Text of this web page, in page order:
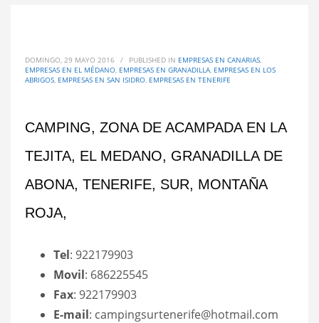
DOMINGO, 29 MAYO 2016 / PUBLISHED IN EMPRESAS EN CANARIAS,
EMPRESAS EN EL MÉDANO, EMPRESAS EN GRANADILLA, EMPRESAS EN LOS
ABRIGOS, EMPRESAS EN SAN ISIDRO, EMPRESAS EN TENERIFE
CAMPING, ZONA DE ACAMPADA EN LA
TEJITA, EL MEDANO, GRANADILLA DE
ABONA, TENERIFE, SUR, MONTAÑA
ROJA,
Tel: 922179903
Movil: 686225545
Fax: 922179903
E-mail: campingsurtenerife@hotmail.com